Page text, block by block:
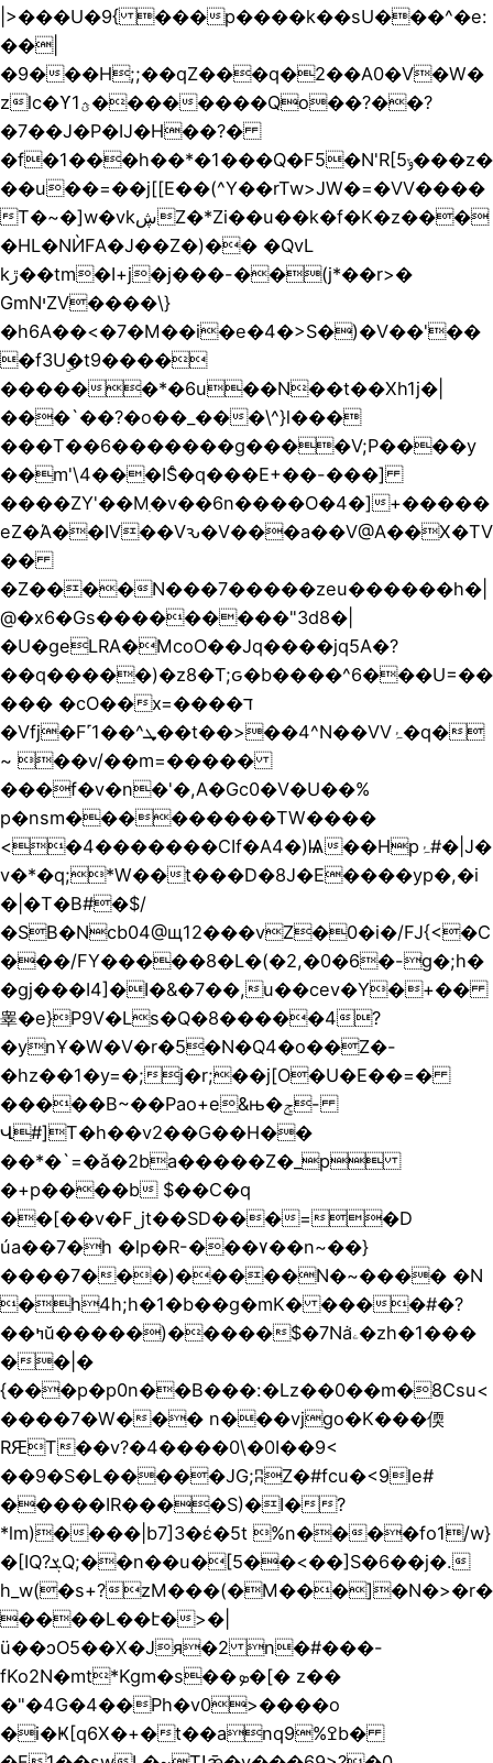
|>���U�9{ ���p����k��sU���^�e:
��|
�9���H;;��qZ���q�2��A0�V�W�
zlc�ϒ1ؿ��������Qo��?��?
�7��J�P�IJ�H��?�
�f�1���h��*�1���Q�F5�N'R[ݸ5���z�
��u��=��j[[E��(^Y��rTw>JW�=�VV����
T�~�]w�vkڜZ�*Zi��u��k�f�K�z���
�HL�NЍFA�J��Z�)�� �QvL
kڙ��tm�I+j�j���-��(j*��r>�
GmNיZV����\}
�h6A��<�7�M��i�e�4�>S�)�V��'��
�f3Uۣ�t9����
������*�6u��N��t��Xh1j�|
���`��?�o��_���\^}l���
���T��6�������g����V;P����y
��m'\4���ISͨ�q���E+��-���]
����ZY'��Mִ�v��6n����O�4�]+�����
eZ�Ά��IV��Vԅ�V���a��V@A��X�TV
��
�Z����N���7�����zeu������h�|
@�x6�Gs���������"3d8�|
�U�geLRA�McoO��Jq����jq5A�?
��q�����)�z8�T;ԍ�b����^6���U=��
��� �cO��x=����ד
�Vfj�F˹1��^ܜ��t��>��4^N��VVۂ�q�
~ ��v/��m=�����
���f�v�n�'�,A�Gc0�V�U��%
p�nsm���������TW����
<�4�������CIf�A4�)Ѩ��Hpۂ#�|J�
v�*�q;*W��t���D�8J�E����yp�,�i
�|�T�B#�$/
�SB�Ncb04@щ12���vZ�0�i�/FJ{<�C
���/FY�����8�L�(�2,�0�6�-g�;h�
�gj���I4]�I�&�7��,u��cev�Y�+��
睾�е}P9V�Ls�Q�8�����4?
�ynҰ�W�V�r�5�N�Q4�o��Z�-
�hz��1�y=�;j�r;��j[O�U�E��=�
�����B~��Pao+e&њ�ݮ-
Վ#]T�h��v2��G��H��
��*�`=�ǎ�2ba�����Z�_p
�+p����b $��C�q
��[��v�F˾jt��SD���=�D
úа��7�h �lp�R-���۷��n~��}
����7���)�����N�~���� �N
�h4h;h�1�b��g�mK� ����#�?
��ߤŭ�����)�����$�7Nܵaۦ�zh�1���
��|�
{���p�p0n��B���:�Lz��0��m�8Csu<
����7�W��� n���vjgo�K���偄
RԘT��v?�4����0\�0I��9<
��9�S�L�����JG;ʭZ�#fcu�<9le#
�����IR����S)�I�?
*lm)����|b7]3�έ�5t %n����fo1/w}
�[IQ?ܮQ;��n��u�[5��<��]S�6��j�.
h_w(�s+?zM���(�M���]�N�>�r�
����L��է�>�|
ü��ͻO5��X�Jя�2 n�#���-
fKo2N�mt*Kgm�s��ܤ�[� z��
�"�4G�4��Ph�v0>����o
�i�Ҝ[q6X�+�t��anq9%ߐb�